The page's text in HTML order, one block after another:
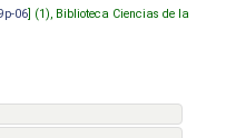
06 ] (1), Biblioteca Ciencias de la